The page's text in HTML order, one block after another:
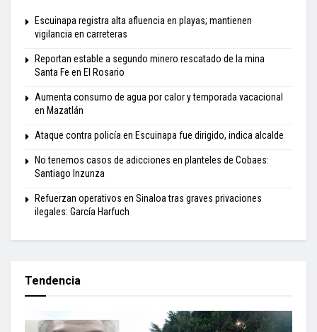
Escuinapa registra alta afluencia en playas; mantienen
vigilancia en carreteras
Reportan estable a segundo minero rescatado de la mina
Santa Fe en El Rosario
Aumenta consumo de agua por calor y temporada vacacional
en Mazatlán
Ataque contra policía en Escuinapa fue dirigido, indica alcalde
No tenemos casos de adicciones en planteles de Cobaes:
Santiago Inzunza
Refuerzan operativos en Sinaloa tras graves privaciones
ilegales: García Harfuch
Tendencia